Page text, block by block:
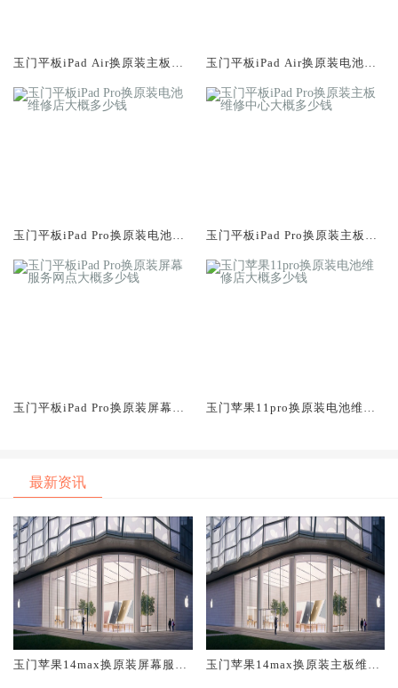
玉门平板iPad Air换原装主板维
玉门平板iPad Air换原装电池维
玉门平板iPad Pro换原装电池维
玉门平板iPad Pro换原装主板维
玉门平板iPad Pro换原装屏幕服
玉门苹果11pro换原装电池维修
最新资讯
玉门苹果14max换原装屏幕服务
玉门苹果14max换原装主板维修